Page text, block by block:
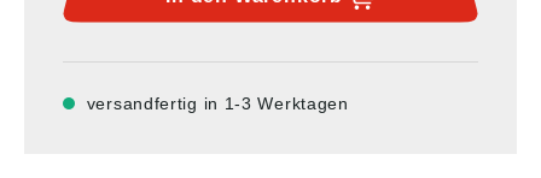
versandfertig in 1-3 Werktagen